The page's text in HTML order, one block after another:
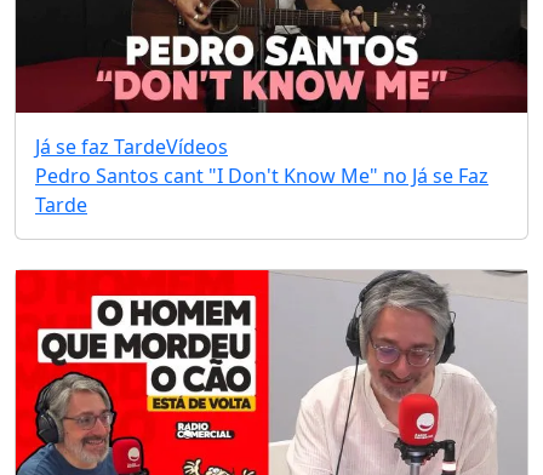
Já se faz TardeVídeos
Pedro Santos cant "I Don't Know Me" no Já se Faz
Tarde